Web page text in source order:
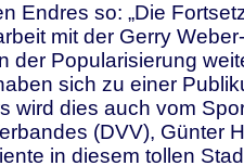
Endres so: „Die
mit der Gerry
der Popularisierung
sich zu einer
wird dies auch vom
(DVV), Günter
in diesem tollen